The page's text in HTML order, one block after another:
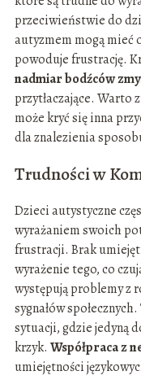
przeciwieństwie do
autyzmem mogą mieć
powoduje frustrację.
nadmiar bodźców
przytłaczające. Warto
może kryć się inna
dla znalezienia
Trudności w
Dzieci autystyczne
wyrażaniem swoich
frustracji. Brak
wyrażenie tego, co
występują problemy z
sygnałów
sytuacji, gdzie jedyną
krzyk. Współpraca z
umiejętności